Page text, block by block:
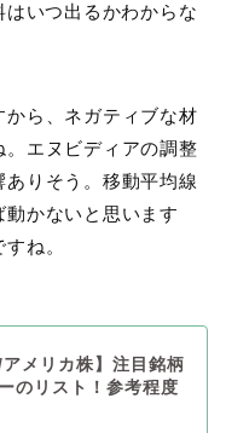
いつ出るかわからな
から、ネガティブな材
エヌビディアの調整
りそう。移動平均線
かないと思います
ね。
アメリカ株】注目銘柄
のリスト！参考程度